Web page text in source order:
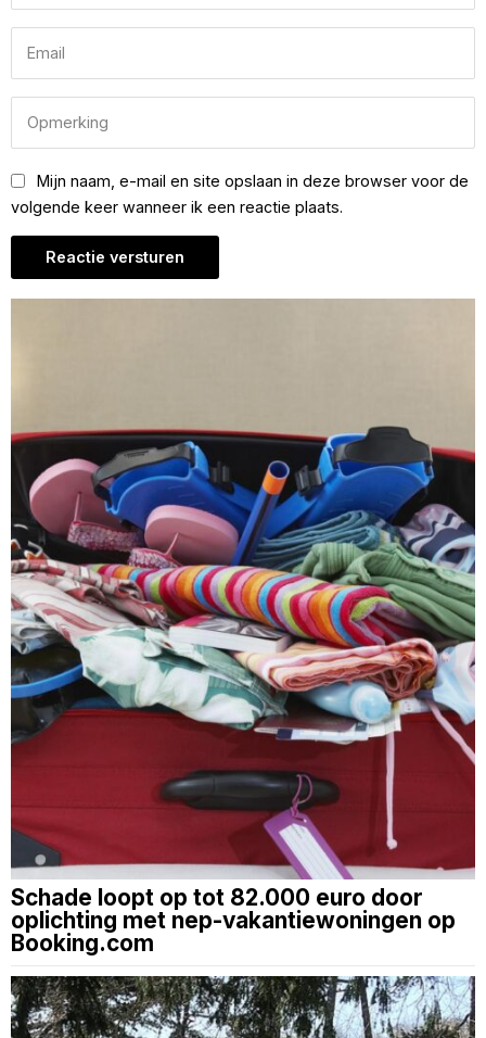
Mijn naam, e-mail en site opslaan in deze browser voor de
volgende keer wanneer ik een reactie plaats.
Schade loopt op tot 82.000 euro door
oplichting met nep-vakantiewoningen op
Booking.com